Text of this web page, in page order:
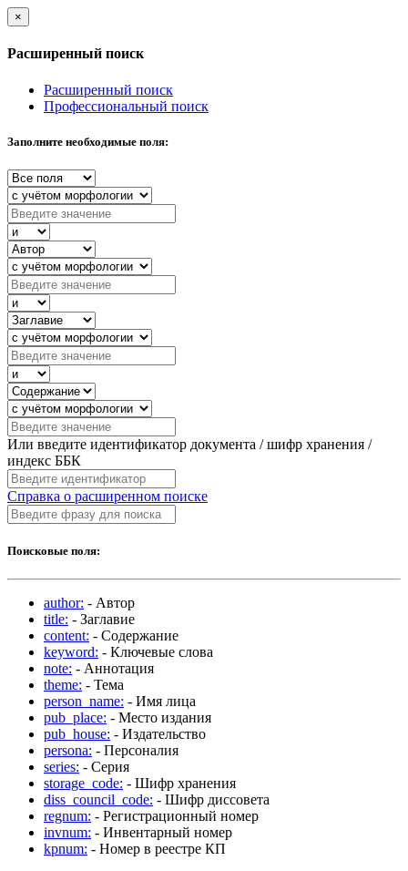
×
Расширенный поиск
Расширенный поиск
Профессиональный поиск
Заполните необходимые поля:
Или введите идентификатор документа / шифр хранения /
индекс ББК
Справка о расширенном поиске
Поисковые поля:
author: - Автор
title: - Заглавие
content: - Содержание
keyword: - Ключевые слова
note: - Аннотация
theme: - Тема
person_name: - Имя лица
pub_place: - Место издания
pub_house: - Издательство
persona: - Персоналия
series: - Серия
storage_code: - Шифр хранения
diss_council_code: - Шифр диссовета
regnum: - Регистрационный номер
invnum: - Инвентарный номер
kpnum: - Номер в реестре КП